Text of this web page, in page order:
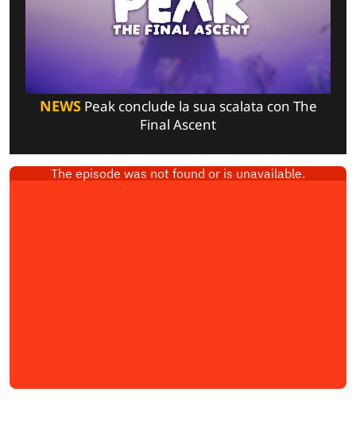
NEWSPeak conclude la sua scalata con The
Final Ascent